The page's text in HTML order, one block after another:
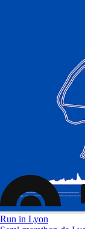
Run in Lyon